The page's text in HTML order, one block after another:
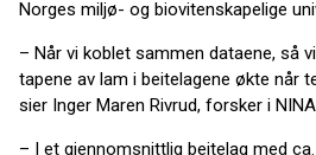
Norges miljø- og biovitenskapelige
– Når vi koblet sammen dataene, så
tapene av lam i beitelagene økte når
sier Inger Maren Rivrud, forsker i
– I et gjennomsnittlig beitelag med